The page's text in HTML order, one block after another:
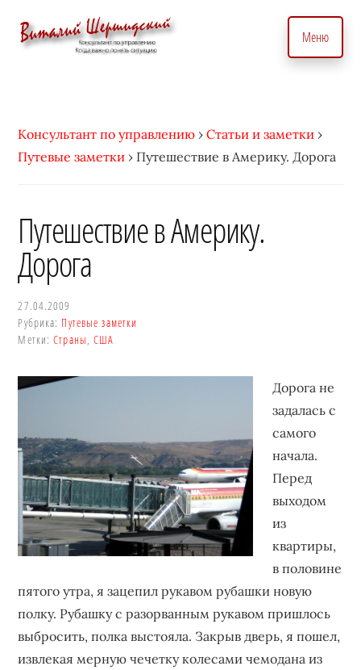
Дополнительное
меню
вопросам
управления
бизнесом.
индивидуальным
подходом
•
Виталий
Шершидский
вопросам
управления.
для
точного
управление
и
эффективного
развития
создающее
конкурентные
преимущества.
Меню
Консультант по управлению ›Статьи и заметки ›
Путевые заметки › Путешествие в Америку. Дорога
Путешествие в Америку.
Дорога
27.04.2009
Рубрика: Путевые заметки
Метки:Страны,США
Дорога не
задалась с
самого
начала.
Перед
выходом
из
квартиры,
в половине
пятого утра, я зацепил рукавом рубашки новую
полку. Рубашку с разорванным рукавом пришлось
выбросить, полка выстояла. Закрыв дверь, я пошел,
извлекая мерную чечетку колесами чемодана из